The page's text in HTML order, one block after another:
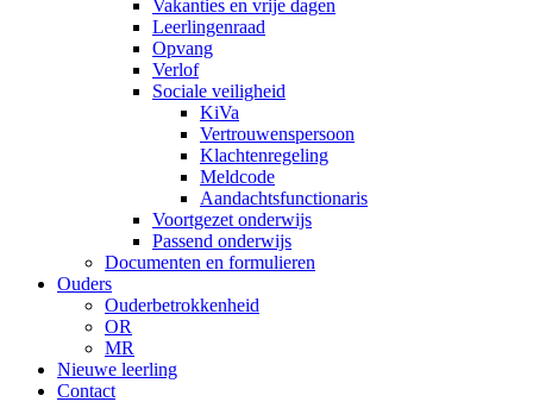
Vakanties en vrije dagen
Leerlingenraad
Opvang
Verlof
Sociale veiligheid
KiVa
Vertrouwenspersoon
Klachtenregeling
Meldcode
Aandachtsfunctionaris
Voortgezet onderwijs
Passend onderwijs
Documenten en formulieren
Ouders
Ouderbetrokkenheid
OR
MR
Nieuwe leerling
Contact